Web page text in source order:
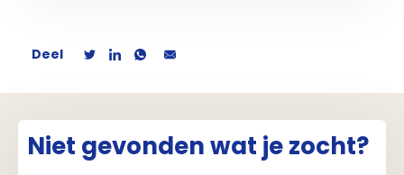
Deel
Niet gevonden wat je zocht?